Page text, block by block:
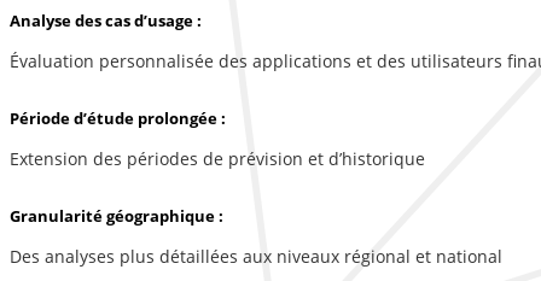
Analyse des cas d’usage :
Évaluation personnalisée des applications et des utilisateurs
Période d’étude prolongée :
Extension des périodes de prévision et d’historique
Granularité géographique :
Des analyses plus détaillées aux niveaux régional et national